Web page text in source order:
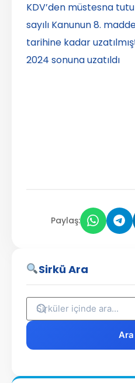
KDV’den müstesna
sayılı Kanunun 8.
tarihine kadar
2024 sonuna uzatıldı
Paylaş:
Sirkü Ara
Ara